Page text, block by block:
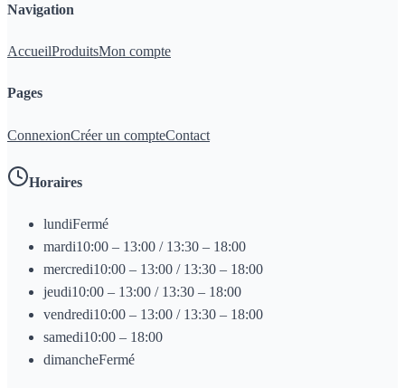
Navigation
AccueilProduitsMon compte
Pages
ConnexionCréer un compteContact
Horaires
lundiFermé
mardi10:00 – 13:00 / 13:30 – 18:00
mercredi10:00 – 13:00 / 13:30 – 18:00
jeudi10:00 – 13:00 / 13:30 – 18:00
vendredi10:00 – 13:00 / 13:30 – 18:00
samedi10:00 – 18:00
dimancheFermé